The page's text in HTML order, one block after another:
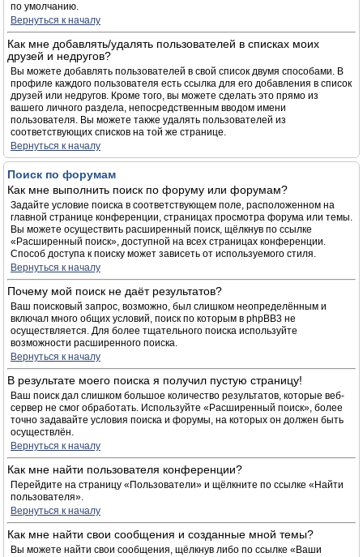
по умолчанию.
Вернуться к началу
Как мне добавлять/удалять пользователей в списках моих
друзей и недругов?
Вы можете добавлять пользователей в свой список двумя способами. В
профиле каждого пользователя есть ссылка для его добавления в список
друзей или недругов. Кроме того, вы можете сделать это прямо из
вашего личного раздела, непосредственным вводом имени
пользователя. Вы можете также удалять пользователей из
соответствующих списков на той же странице.
Вернуться к началу
Поиск по форумам
Как мне выполнить поиск по форуму или форумам?
Задайте условие поиска в соответствующем поле, расположенном на
главной странице конференции, страницах просмотра форума или темы.
Вы можете осуществить расширенный поиск, щёлкнув по ссылке
«Расширенный поиск», доступной на всех страницах конференции.
Способ доступа к поиску может зависеть от используемого стиля.
Вернуться к началу
Почему мой поиск не даёт результатов?
Ваш поисковый запрос, возможно, был слишком неопределённым и
включал много общих условий, поиск по которым в phpBB3 не
осуществляется. Для более тщательного поиска используйте
возможности расширенного поиска.
Вернуться к началу
В результате моего поиска я получил пустую страницу!
Ваш поиск дал слишком большое количество результатов, которые веб-
сервер не смог обработать. Используйте «Расширенный поиск», более
точно задавайте условия поиска и форумы, на которых он должен быть
осуществлён.
Вернуться к началу
Как мне найти пользователя конференции?
Перейдите на страницу «Пользователи» и щёлкните по ссылке «Найти
пользователя».
Вернуться к началу
Как мне найти свои сообщения и созданные мной темы?
Вы можете найти свои сообщения, щёлкнув либо по ссылке «Ваши